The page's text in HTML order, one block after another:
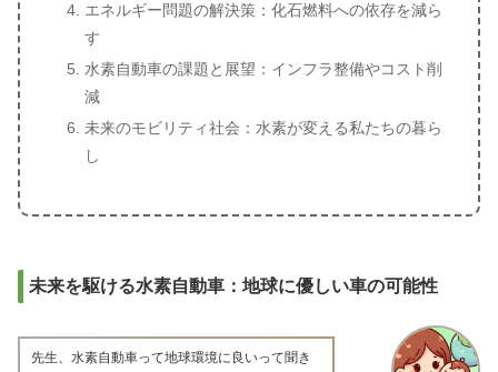
エネルギー問題の解決策：化石燃料への依存を減ら
す
水素自動車の課題と展望：インフラ整備やコスト削
減
未来のモビリティ社会：水素が変える私たちの暮ら
し
未来を駆ける水素自動車：地球に優しい車の可能性
先生、水素自動車って地球環境に良いって聞き